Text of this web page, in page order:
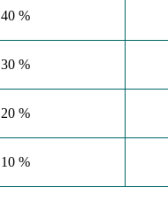
40 %
30 %
20 %
10 %